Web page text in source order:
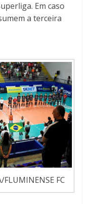
Em caso
a terceira
FC